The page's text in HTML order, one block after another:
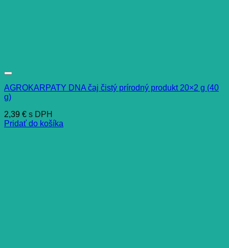
AGROKARPATY DNA čaj čistý prírodný produkt 20×2 g (40
g)
2,39 € s DPH
Pridať do košíka